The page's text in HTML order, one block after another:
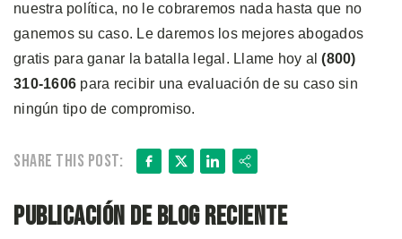
nuestra política, no le cobraremos nada hasta que no
ganemos su caso. Le daremos los mejores abogados
gratis para ganar la batalla legal. Llame hoy al(800)
310-1606 para recibir una evaluación de su caso sin
ningún tipo de compromiso.
Share this post: Facebook
X LinkedIn
Share
Publicación de blog reciente